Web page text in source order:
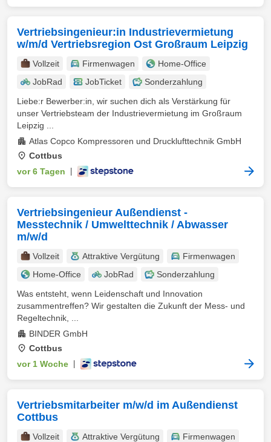
Vertriebsingenieur:in Industrievermietung
w/m/d Vertriebsregion Ost Großraum Leipzig
Vollzeit Firmenwagen
Home-Office
JobRad
JobTicket
Sonderzahlung
Liebe:r Bewerber:in, wir suchen dich als Verstärkung für
unser Vertriebsteam der Industrievermietung im Großraum
Leipzig ...
Atlas Copco Kompressoren und Drucklufttechnik GmbH
Cottbus
vor 6 Tagen
Vertriebsingenieur Außendienst -
Messtechnik / Umwelttechnik / Abwasser
m/w/d
Vollzeit Attraktive Vergütung
Firmenwagen
Home-Office
JobRad
Sonderzahlung
Was entsteht, wenn Leidenschaft und Innovation
zusammentreffen? Wir gestalten die Zukunft der Mess- und
Regeltechnik, ...
BINDER GmbH
Cottbus
vor 1 Woche
Vertriebsmitarbeiter m/w/d im Außendienst
Cottbus
Vollzeit Attraktive Vergütung
Firmenwagen